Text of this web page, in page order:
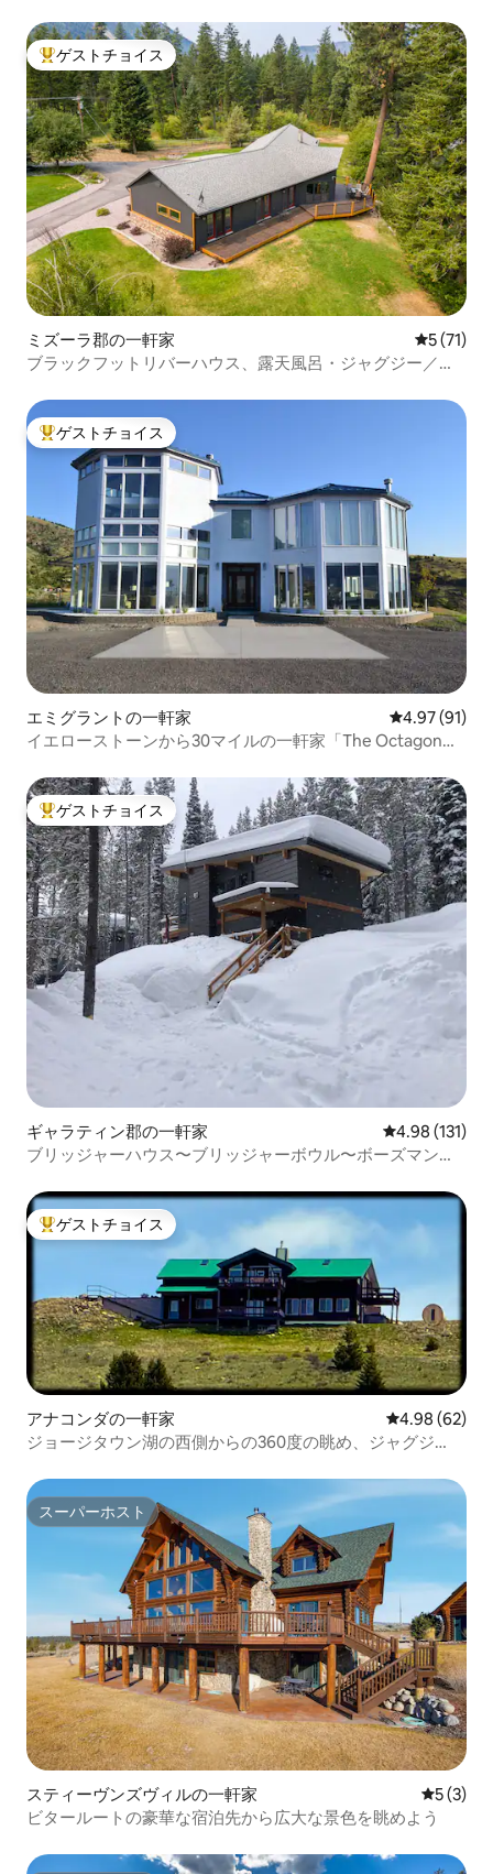
大好評のゲストチョイスです。
ゲストチョイス
ミズーラ郡の一軒家 レビュー
5 (71)
ブラックフットリバーハウス、露天風呂・ジャグジー／サ
大好評のゲストチョイスです。
ゲストチョイス
エミグラントの一軒家 レビュー91
4.97 (91)
イエローストーンから30マイルの一軒家「The Octagon
大好評のゲストチョイスです。
ゲストチョイス
ギャラティン郡の一軒家 レビュー131
4.98 (131)
ブリッジャーハウス〜ブリッジャーボウル〜ボーズマンま
大好評のゲストチョイスです。
ゲストチョイス
アナコンダの一軒家 レビュー62
4.98 (62)
ジョージタウン湖の西側からの360度の眺め、ジャグジ
スーパーホスト
スーパーホスト
スティーヴンズヴィルの一軒家 レビュー
5 (3)
ビタールートの豪華な宿泊先から広大な景色を眺めよう